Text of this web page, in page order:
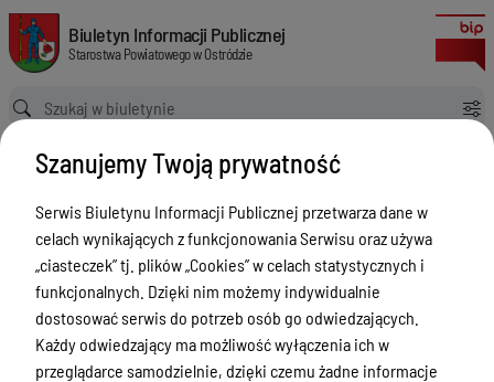
w sprawie: powołania Komisji Przetargowej do przygotowania i
Biuletyn Informacji Publicznej Starostwa Powiatowego w Ostródzie
Biuletyn Informacji Publicznej
Starostwa Powiatowego w Ostródzie
Ścieżka powrotu
Strona główna
Akty prawne
w sprawie: powołania Komisji Przetargowej do przygotowania i przeprowadzenia postępowania o udzielenie zamówienia publicznego na Wykonanie likwidacji zagrożeń w Sali gimnastycznej ZSAE w Dobrocinie i nadania regulaminu pracy
Akty prawne
Menu Przedmiotowe
Starostwo Powiatowe
Poradnik Interesanta
Informacje o naborze
Szanujemy Twoją prywatność
Serwis Biuletynu Informacji Publicznej przetwarza dane w
celach wynikających z funkcjonowania Serwisu oraz używa
„ciasteczek” tj. plików „Cookies” w celach statystycznych i
funkcjonalnych. Dzięki nim możemy indywidualnie
dostosować serwis do potrzeb osób go odwiedzających.
Każdy odwiedzający ma możliwość wyłączenia ich w
przeglądarce samodzielnie, dzięki czemu żadne informacje